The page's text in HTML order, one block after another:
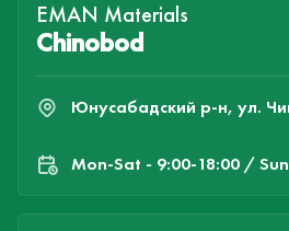
EMAN Materials
Chinobod
Юнусабадский р-н, ул.
Mon-Sat - 9:00-18:00 /